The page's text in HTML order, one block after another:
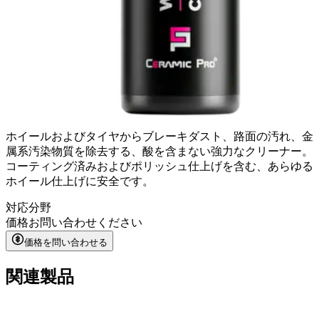
ホイールおよびタイヤからブレーキダスト、路面の汚れ、金
属系汚染物質を除去する、酸を含まない強力なクリーナー。
コーティング済みおよびポリッシュ仕上げを含む、あらゆる
ホイール仕上げに安全です。
対応分野
価格お問い合わせください
価格を問い合わせる
関連製品